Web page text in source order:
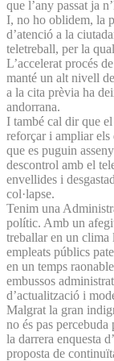
que l’any passat ja
I, no ho oblidem, la
d’atenció a la
teletreball, per la
L’accelerat procés
manté un alt nivell
a la cita prèvia ha
andorrana.
I també cal dir que
reforçar i ampliar els
que es puguin
descontrol amb el
envellides i
col·lapse.
Tenim una
polític. Amb un
treballar en un
empleats públics
en un temps
embussos
d’actualització i
Malgrat la gran
no és pas
la darrera enquesta
proposta de